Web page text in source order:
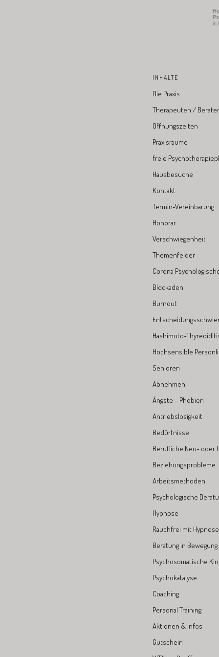
in
INHALTE
Die Praxis
Therapeuten / Berater
Öffnungszeiten
Praxisräume
freie
Hausbesuche
Kontakt
Termin-Vereinbarung
Honorar
Verschwiegenheit
Themenfelder
Corona
Blockaden
Burnout
Hashimoto-
Hochsensible
Senioren
Abnehmen
Ängste – Phobien
Antriebslosigkeit
Bedürfnisse
Berufliche Neu- oder
Beziehungsprobleme
Arbeitsmethoden
Psychologische
Hypnose
Rauchfrei mit Hypnose
Beratung in Bewegung
Psychosomatische
Psychokatalyse
Coaching
Personal Training
Aktionen & Infos
Gutschein